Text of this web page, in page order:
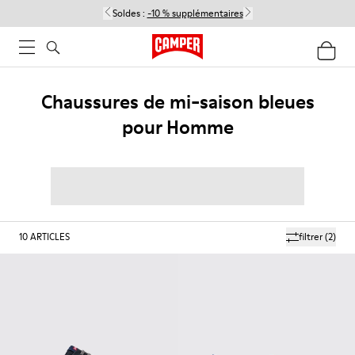
Soldes : -10 % supplémentaires
Chaussures de mi-saison bleues
pour Homme
filtrer(2)
10ARTICLES